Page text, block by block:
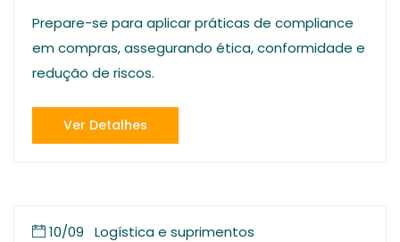
Prepare-se para aplicar práticas de compliance
em compras, assegurando ética, conformidade e
redução de riscos.
Ver Detalhes
10/09 Logística e suprimentos